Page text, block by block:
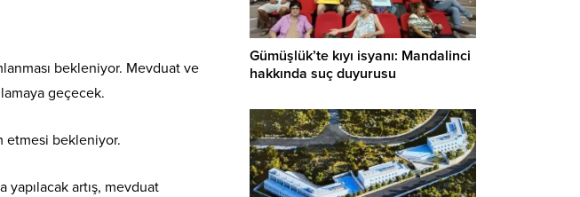
bekleniyor. Mevduat ve
geçecek.
etmesi bekleniyor.
yapılacak artış, mevduat
Gümüşlük’te kıyı isyanı: Mandalinci
hakkında suç duyurusu